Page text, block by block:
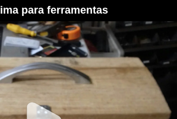
para ferramentas